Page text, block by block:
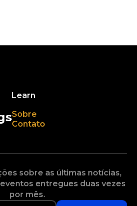
Learn
Sobre
Contato
sobre as últimas notícias,
entregues duas vezes
por mês.